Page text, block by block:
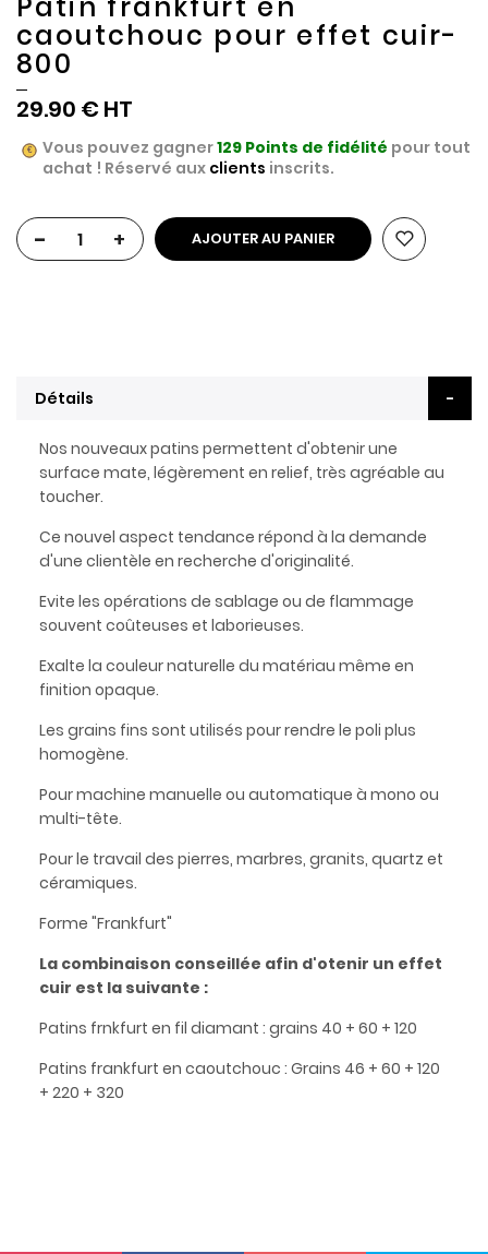
caoutchouc pour effet cuir-
800
29.90 €
Vous pouvez gagner129 Points de fidélité pour tout
achat ! Réservé aux clients inscrits.
- + AJOUTER AU PANIER
Détails
Nos nouveaux patins permettent d'obtenir une
surface mate, légèrement en relief, très agréable au
toucher.
Ce nouvel aspect tendance répond à la demande
d'une clientèle en recherche d'originalité.
Evite les opérations de sablage ou de flammage
souvent coûteuses et laborieuses.
Exalte la couleur naturelle du matériau même en
finition opaque.
Les grains fins sont utilisés pour rendre le poli plus
homogène.
Pour machine manuelle ou automatique à mono ou
multi-tête.
Pour le travail des pierres, marbres, granits, quartz et
céramiques.
Forme "Frankfurt"
La combinaison conseillée afin d'otenir un effet
cuir est la suivante :
Patins frnkfurt en fil diamant : grains 40 + 60 + 120
Patins frankfurt en caoutchouc : Grains 46 + 60 + 120
+ 220 + 320